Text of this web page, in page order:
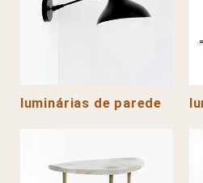
luminárias de parede